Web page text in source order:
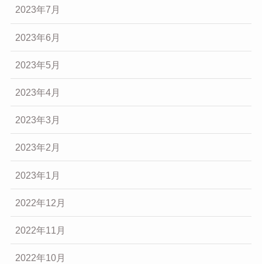
2023年7月
2023年6月
2023年5月
2023年4月
2023年3月
2023年2月
2023年1月
2022年12月
2022年11月
2022年10月